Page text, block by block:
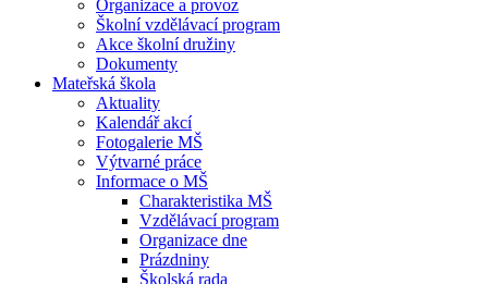
Organizace a provoz
Školní vzdělávací program
Akce školní družiny
Dokumenty
Mateřská škola
Aktuality
Kalendář akcí
Fotogalerie MŠ
Výtvarné práce
Informace o MŠ
Charakteristika MŠ
Vzdělávací program
Organizace dne
Prázdniny
Školská rada